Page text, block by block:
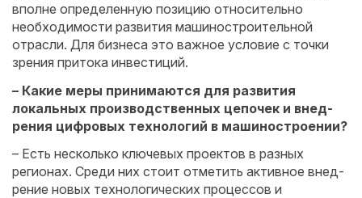
вполне определенную позицию относительно
необходимости развития машинострои­тельной
отрасли. Для бизнеса это важное условие с точки
зрения притока инвестиций.
– Какие меры принимаются для развития
локальных производственных цепочек и внед­
рения цифровых технологий в машиностроении?
– Есть несколько ключевых проектов в разных
регионах. Среди них стоит отметить активное внед­
рение новых технологических процессов и